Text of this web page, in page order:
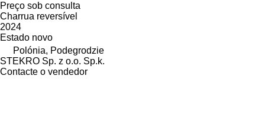
Preço sob consulta
Charrua reversível
2024
Estado novo
Polónia, Podegrodzie
STEKRO Sp. z o.o. Sp.k.
Contacte o vendedor